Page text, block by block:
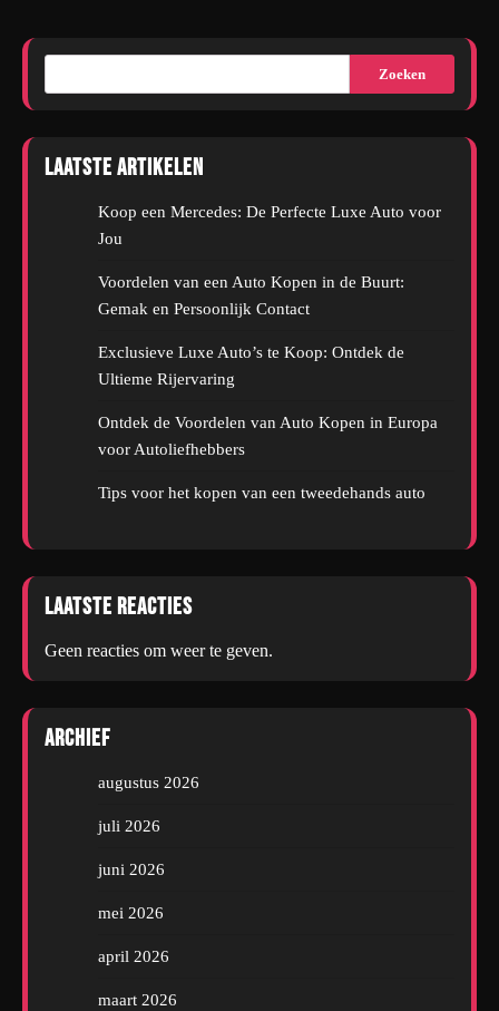
Zoeken
Laatste artikelen
Koop een Mercedes: De Perfecte Luxe Auto voor
Jou
Voordelen van een Auto Kopen in de Buurt:
Gemak en Persoonlijk Contact
Exclusieve Luxe Auto’s te Koop: Ontdek de
Ultieme Rijervaring
Ontdek de Voordelen van Auto Kopen in Europa
voor Autoliefhebbers
Tips voor het kopen van een tweedehands auto
Laatste reacties
Geen reacties om weer te geven.
Archief
augustus 2026
juli 2026
juni 2026
mei 2026
april 2026
maart 2026